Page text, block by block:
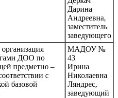
Дарина
Андреевна,
заместитель
заведующего
ДОО по
предметно –
с
базовой
МАДОУ №
43
Ирина
Николаевна
Ляндрес,
заведующий